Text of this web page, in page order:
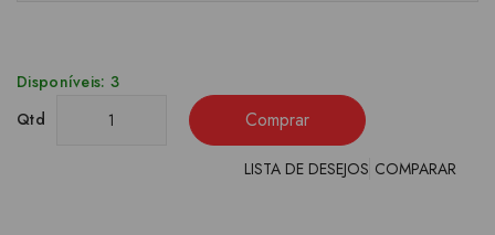
Disponíveis: 3
Qtd
Comprar
LISTA DE DESEJOS COMPARAR